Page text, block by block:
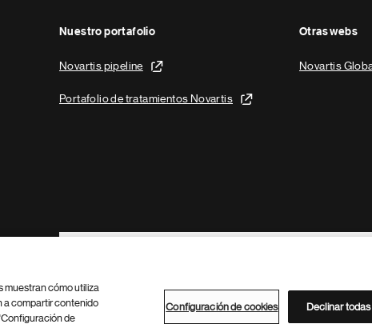
Nuestro portafolio
Novartis pipeline
Portafolio de tratamientos Novartis
Otras webs
Novartis
Footer Site Search
muestran cómo utiliza
a compartir contenido
de
Configuración de cookies Declinar todas